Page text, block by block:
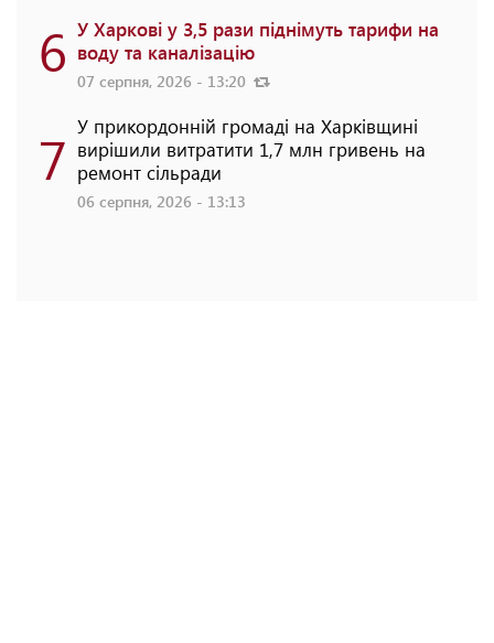
6 У Харкові у 3,5 рази піднімуть тарифи на
воду та каналізацію
07 серпня, 2026 - 13:20
7 У прикордонній громаді на Харківщині
вирішили витратити 1,7 млн гривень на
ремонт сільради
06 серпня, 2026 - 13:13